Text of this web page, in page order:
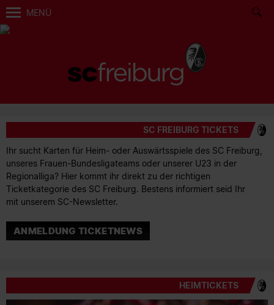
MENÜ
SC FREIBURG TICKETS
Ihr sucht Karten für Heim- oder Auswärtsspiele des SC Freiburg,
unseres Frauen-Bundesligateams oder unserer U23 in der
Regionalliga? Hier kommt ihr direkt zu der richtigen
Ticketkategorie des SC Freiburg. Bestens informiert seid Ihr
mit unserem SC-Newsletter.
ANMELDUNG TICKETNEWS
HEIMTICKETS